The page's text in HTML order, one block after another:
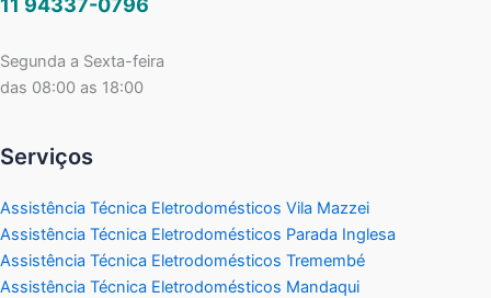
11 94337-0796
Segunda a Sexta-feira
das 08:00 as 18:00
Serviços
Assistência Técnica Eletrodomésticos Vila Mazzei
Assistência Técnica Eletrodomésticos Parada Inglesa
Assistência Técnica Eletrodomésticos Tremembé
Assistência Técnica Eletrodomésticos Mandaqui